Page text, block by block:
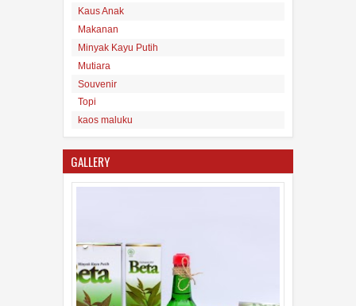
Minyak Kayu Putih Asli Maluku
16Aug
Kaus Anak
Makanan
Minyak Kayu Putih
Mutiara
Souvenir
Topi
kaos maluku
GALLERY